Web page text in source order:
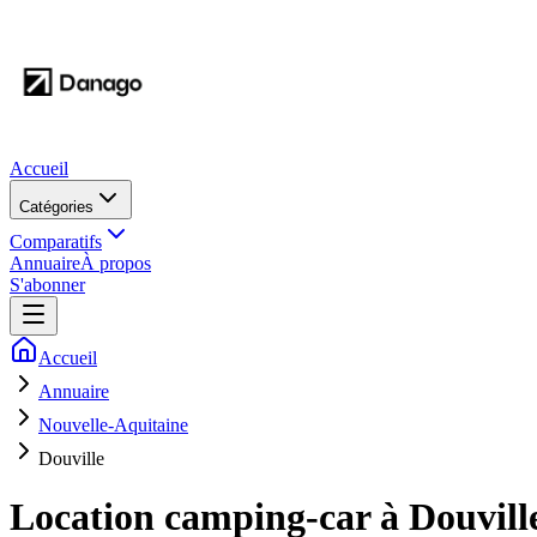
Accueil
Catégories
Comparatifs
AnnuaireÀ propos
S'abonner
Accueil
Annuaire
Nouvelle-Aquitaine
Douville
Location camping-car à